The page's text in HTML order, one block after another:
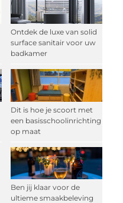
Ontdek de luxe van solid
surface sanitair voor uw
badkamer
Dit is hoe je scoort met
een basisschoolinrichting
op maat
Ben jij klaar voor de
ultieme smaakbeleving